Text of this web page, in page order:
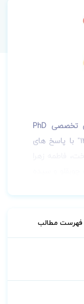
مجموعه آزمون های دکتری تخصصی PhD
"با پاسخ های
و سیده
هر تست
فهرست مطالب